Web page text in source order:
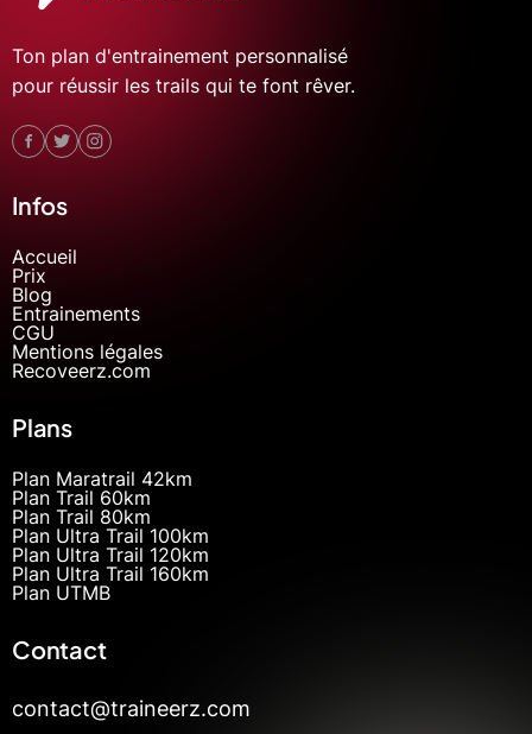
Ton plan d'entrainement personnalisé
pour réussir les trails qui te font rêver.
Infos
Accueil
Prix
Blog
Entrainements
CGU
Mentions légales
Recoveerz.com
Plans
Plan Maratrail 42km
Plan Trail 60km
Plan Trail 80km
Plan Ultra Trail 100km
Plan Ultra Trail 120km
Plan Ultra Trail 160km
Plan UTMB
Contact
contact@traineerz.com